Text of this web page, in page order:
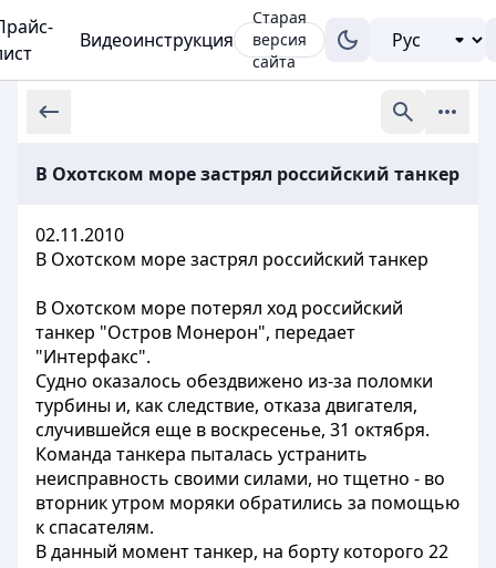
Видеоинструкция
Старая
версия
сайта
В Охотском море застрял российский танкер
02.11.2010
В Охотском море застрял российский танкер
В Охотском море потерял ход российский
танкер "Остров Монерон", передает
"Интерфакс".
Судно оказалось обездвижено из-за поломки
турбины и, как следствие, отказа двигателя,
случившейся еще в воскресенье, 31 октября.
Команда танкера пыталась устранить
неисправность своими силами, но тщетно - во
вторник утром моряки обратились за помощью
к спасателям.
В данный момент танкер, на борту которого 22